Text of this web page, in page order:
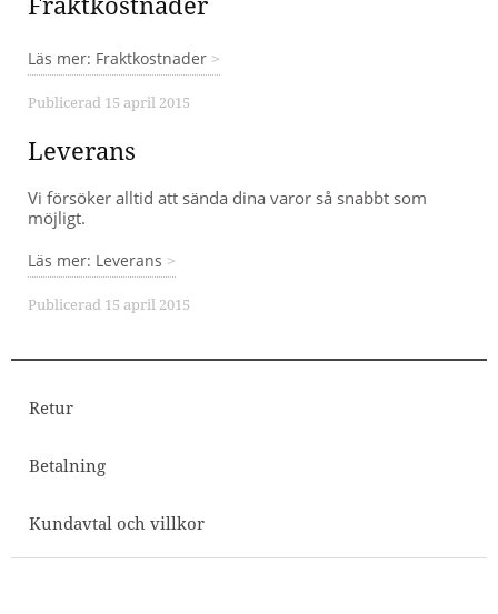
Läs mer: Fraktkostnader
Publicerad 15 april 2015
Leverans
Vi försöker alltid att sända dina varor så snabbt som
möjligt.
Läs mer: Leverans
Publicerad 15 april 2015
Retur
Betalning
Kundavtal och villkor